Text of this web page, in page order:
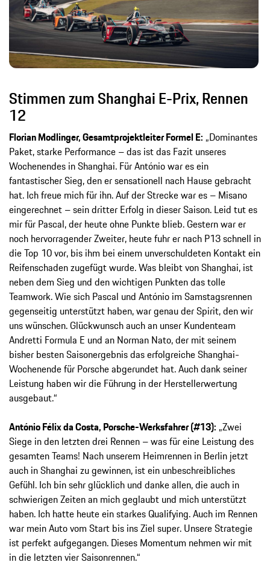
Stimmen zum Shanghai E-Prix, Rennen
12
Florian Modlinger, Gesamtprojektleiter Formel E: „Dominantes
Paket, starke Performance – das ist das Fazit unseres
Wochenendes in Shanghai. Für António war es ein
fantastischer Sieg, den er sensationell nach Hause gebracht
hat. Ich freue mich für ihn. Auf der Strecke war es – Misano
eingerechnet – sein dritter Erfolg in dieser Saison. Leid tut es
mir für Pascal, der heute ohne Punkte blieb. Gestern war er
noch hervorragender Zweiter, heute fuhr er nach P13 schnell in
die Top 10 vor, bis ihm bei einem unverschuldeten Kontakt ein
Reifenschaden zugefügt wurde. Was bleibt von Shanghai, ist
neben dem Sieg und den wichtigen Punkten das tolle
Teamwork. Wie sich Pascal und António im Samstagsrennen
gegenseitig unterstützt haben, war genau der Spirit, den wir
uns wünschen. Glückwunsch auch an unser Kundenteam
Andretti Formula E und an Norman Nato, der mit seinem
bisher besten Saisonergebnis das erfolgreiche Shanghai-
Wochenende für Porsche abgerundet hat. Auch dank seiner
Leistung haben wir die Führung in der Herstellerwertung
ausgebaut.“
António Félix da Costa, Porsche-Werksfahrer (#13): „Zwei
Siege in den letzten drei Rennen – was für eine Leistung des
gesamten Teams! Nach unserem Heimrennen in Berlin jetzt
auch in Shanghai zu gewinnen, ist ein unbeschreibliches
Gefühl. Ich bin sehr glücklich und danke allen, die auch in
schwierigen Zeiten an mich geglaubt und mich unterstützt
haben. Ich hatte heute ein starkes Qualifying. Auch im Rennen
war mein Auto vom Start bis ins Ziel super. Unsere Strategie
ist perfekt aufgegangen. Dieses Momentum nehmen wir mit
in die letzten vier Saisonrennen.“